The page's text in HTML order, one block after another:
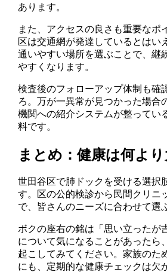
あります。
また、アクセスの良さも重要なポ
区は交通網が発達しているとはい
通いやすい場所を選ぶことで、継
やすくなります。
検査後のフォローアップ体制も確
ろ。万が一異常が見つかった場合
機関への紹介システムが整ってい
料です。
まとめ：健康は何よ
世田谷区で肺ドックを受ける選択
す。区の公的検診から民間クリニ
で、皆さんのニーズに合わせて選
ボクの座右の銘は「思い立ったが
について気になることがあったら
起こしてみてください。家族のた
にも、定期的な健康チェックは欠